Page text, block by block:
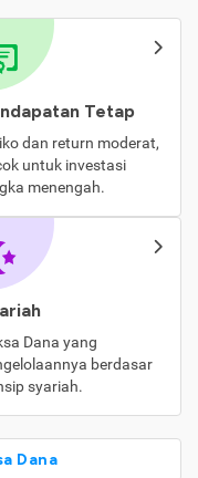
Tetap
dan return moderat,
untuk investasi
menengah.
Dana yang
berdasar
syariah.
Dana